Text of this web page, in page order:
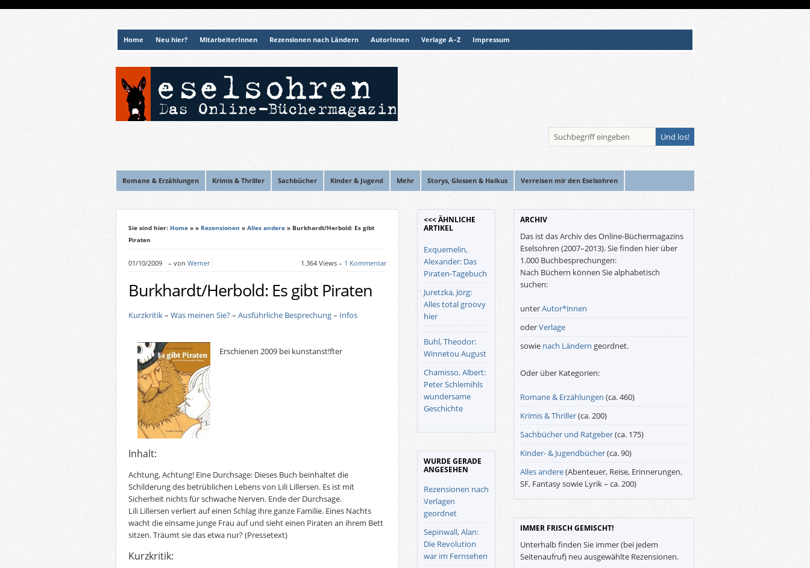
Home Neu hier? MitarbeiterInnen Rezensionen nach Ländern AutorInnen Verlage A–Z Impressum
Romane & Erzählungen Krimis & Thriller Sachbücher Kinder & Jugend Mehr Storys, Glossen & Haikus Verreisen mir den Eselsohren
Sie sind hier: Home » » Rezensionen » Alles andere » Burkhardt/Herbold: Es gibt
Piraten
01/10/2009 – von Werner 1.364 Views – 1 Kommentar
Burkhardt/Herbold: Es gibt Piraten
Kurzkritik– Was meinen Sie?– Ausführliche Besprechung– Infos
Erschienen 2009 bei kunstanst!fter
Inhalt:
Achtung, Achtung! Eine Durchsage: Dieses Buch beinhaltet die
Schilderung des betrüblichen Lebens von Lili Lillersen. Es ist mit
Sicherheit nichts für schwache Nerven. Ende der Durchsage.
Lili Lillersen verliert auf einen Schlag ihre ganze Familie. Eines Nachts
wacht die einsame junge Frau auf und sieht einen Piraten an ihrem Bett
sitzen. Träumt sie das etwa nur?(Pressetext)
Kurzkritik:
<<< ÄHNLICHE
ARTIKEL
Exquemelin,
Alexander: Das
Piraten-Tagebuch
Juretzka, Jörg:
Alles total groovy
hier
Buhl, Theodor:
Winnetou August
Chamisso, Albert:
Peter Schlemihls
wundersame
Geschichte
WURDE GERADE
ANGESEHEN
Rezensionen nach
Verlagen
geordnet
Sepinwall, Alan:
Die Revolution
war im Fernsehen
ARCHIV
Das ist das Archiv des Online-Büchermagazins
Eselsohren (2007–2013). Sie finden hier über
1.000 Buchbesprechungen:
Nach Büchern können Sie alphabetisch
suchen:
unterAutor*innen
oderVerlage
sowie nach Ländern geordnet.
Oder über Kategorien:
Romane & Erzählungen (ca. 460)
Krimis & Thriller(ca. 200)
Sachbücher und Ratgeber(ca. 175)
Kinder- & Jugendbücher(ca. 90)
Alles andere(Abenteuer, Reise, Erinnerungen,
SF, Fantasy sowie Lyrik – ca. 200)
IMMER FRISCH GEMISCHT!
Unterhalb finden Sie immer (bei jedem
Seitenaufruf) neu ausgewählte Rezensionen.